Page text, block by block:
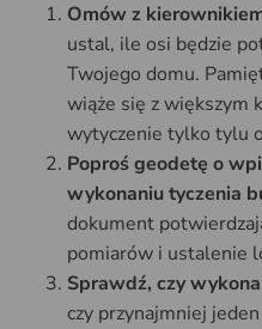
Omów z
ustal, ile osi będzie
Twojego domu.
wiąże się z większym
wytyczenie tylko tylu
Poproś geodetę o
wykonaniu tyczenia
dokument
pomiarów i ustalenie
Sprawdź, czy
czy przynajmniej jeden